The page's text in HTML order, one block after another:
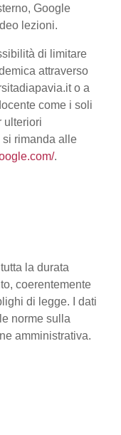
Google
lezioni.
di limitare
attraverso
o a
come i soli
ulteriori
rimanda alle
.
la durata
coerentemente
di legge. I dati
norme sulla
amministrativa.